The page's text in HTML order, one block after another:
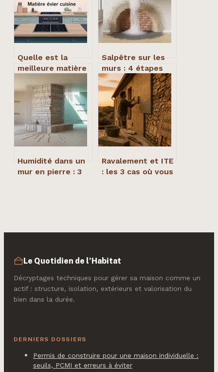
Quelle est la
meilleure matière
cuisine : le guide
pour bien choisir
Salpêtre sur les
murs : 4 étapes
pour stopper les
remontées
capillaires et
assainir votre
habitat
Humidité dans un
mur en pierre : 3
Ravalement et ITE
: les 3 cas où vous
Le Quotidien de l’Habitat
Décryptages techniques pour gérer sa maison comme un
actif : structure, isolation, extérieurs et valorisation du
bien dans la durée.
DERNIERS DOSSIERS
Permis de construire pour une maison individuelle :
seuils, PCMI et erreurs à éviter